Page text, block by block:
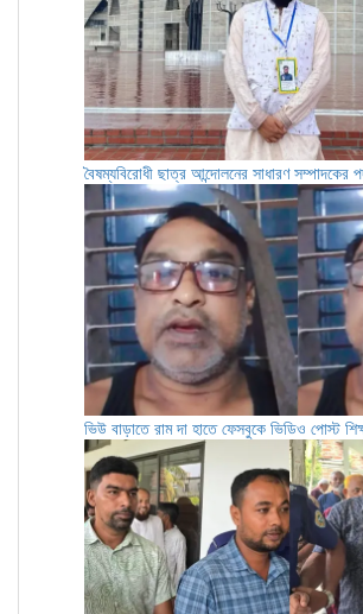
বৈষম্যবিরোধী ছাত্র আন্দোলনের সাধারণ সম্পাদকের
ভিউ বাড়াতে রাম দা হাতে ফেসবুকে ভিডিও পোস্ট